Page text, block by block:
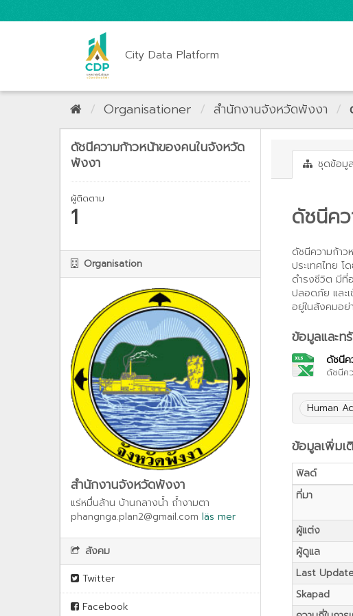
City Data Platform
Organisationer สำนักงานจังหวัดพังงา
ดัชนีความก้าวหน้าของคนในจังหวัด
พังงา
ผู้ติดตาม
1
Organisation
สำนักงานจังหวัดพังงา
แร่หมื่นล้าน บ้านกลางน้ำ ถ้ำงามตา
phangnga.plan2@gmail.com läs mer
สังคม
Twitter
Facebook
ชุดข้อมูล
ดัชนีค
ดัชนีความก้า
ประเทศไทย
ดำรงชีวิต มีที่
ปลอดภัย และ
อยู่ในสังคมอ
ข้อมูลและท
ดัชนีค
ดัชนีค
Human
ข้อมูลเพิ่มเ
ฟิลด์
ที่มา
ผู้แต่ง
ผู้ดูแล
Last
Skapad